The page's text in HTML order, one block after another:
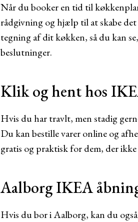
Når du booker en tid til
rådgivning og hjælp til at skabe
tegning af dit køkken, så du kan
beslutninger.
Klik og hent hos
Hvis du har travlt, men stadig
Du kan bestille varer online og
gratis og praktisk for dem, der
Aalborg IKEA
Hvis du bor i Aalborg, kan du